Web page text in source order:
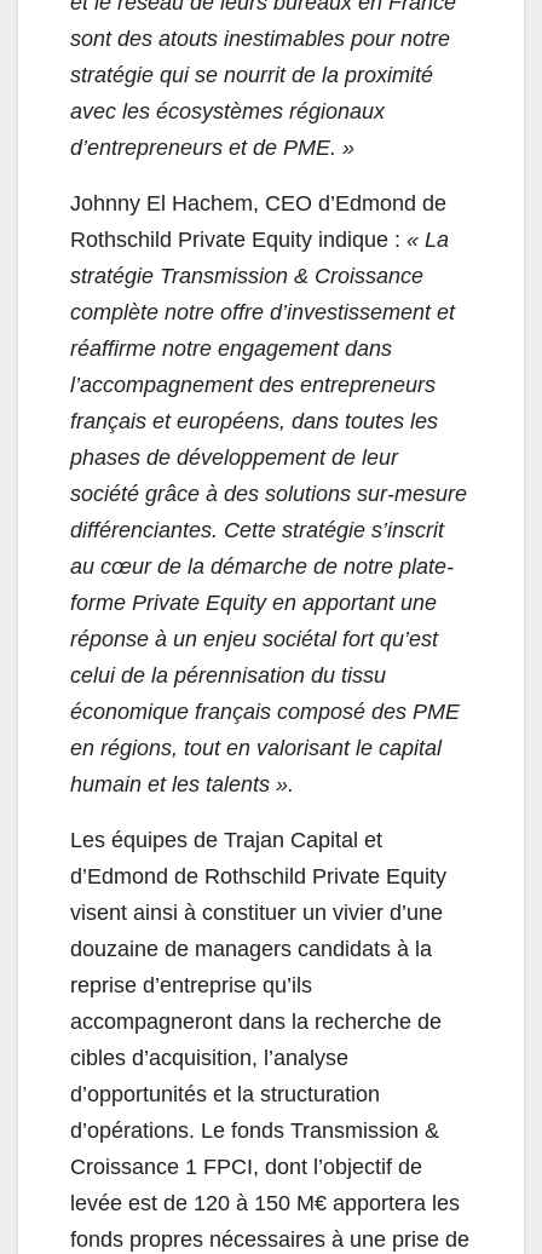
sont des atouts inestimables pour notre
stratégie qui se nourrit de la proximité
avec les écosystèmes régionaux
d’entrepreneurs et de PME. »
Johnny El Hachem, CEO d’Edmond de
Rothschild Private Equity indique : « La
stratégie Transmission & Croissance
complète notre offre d’investissement et
réaffirme notre engagement dans
l’accompagnement des entrepreneurs
français et européens, dans toutes les
phases de développement de leur
société grâce à des solutions sur-mesure
différenciantes. Cette stratégie s’inscrit
au cœur de la démarche de notre plate-
forme Private Equity en apportant une
réponse à un enjeu sociétal fort qu’est
celui de la pérennisation du tissu
économique français composé des PME
en régions, tout en valorisant le capital
humain et les talents ».
Les équipes de Trajan Capital et
d’Edmond de Rothschild Private Equity
visent ainsi à constituer un vivier d’une
douzaine de managers candidats à la
reprise d’entreprise qu’ils
accompagneront dans la recherche de
cibles d’acquisition, l’analyse
d’opportunités et la structuration
d’opérations. Le fonds Transmission &
Croissance 1 FPCI, dont l’objectif de
levée est de 120 à 150 M€ apportera les
fonds propres nécessaires à une prise de